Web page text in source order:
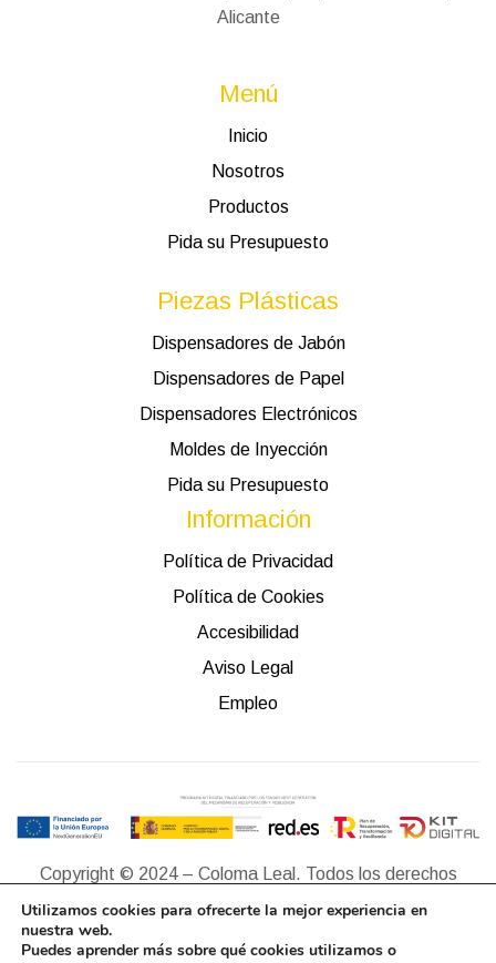
Alicante
Menú
Inicio
Nosotros
Productos
Pida su Presupuesto
Piezas Plásticas
Dispensadores de Jabón
Dispensadores de Papel
Dispensadores Electrónicos
Moldes de Inyección
Pida su Presupuesto
Información
Política de Privacidad
Política de Cookies
Accesibilidad
Aviso Legal
Empleo
Copyright © 2024 – Coloma Leal. Todos los derechos
reservados.
Utilizamos cookies para ofrecerte la mejor experiencia en
nuestra web.
Puedes aprender más sobre qué cookies utilizamos o